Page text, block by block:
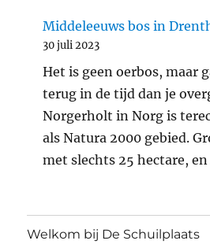
Middeleeuws bos in
30 juli 2023
Het is geen oerbos, maar
terug in de tijd dan je
Norgerholt in Norg is
als Natura 2000 gebied.
met slechts 25 hectare,
Welkom bij De Schuilplaats